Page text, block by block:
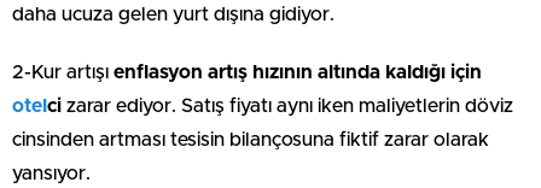
daha ucuza gelen yurt dışına gidiyor.
2-Kur artışı enflasyon artış hızının altında kaldığı için
otel ci zarar ediyor. Satış fiyatı aynı iken maliyetlerin döviz
cinsinden artması tesisin bilançosuna fiktif zarar olarak
yansıyor.